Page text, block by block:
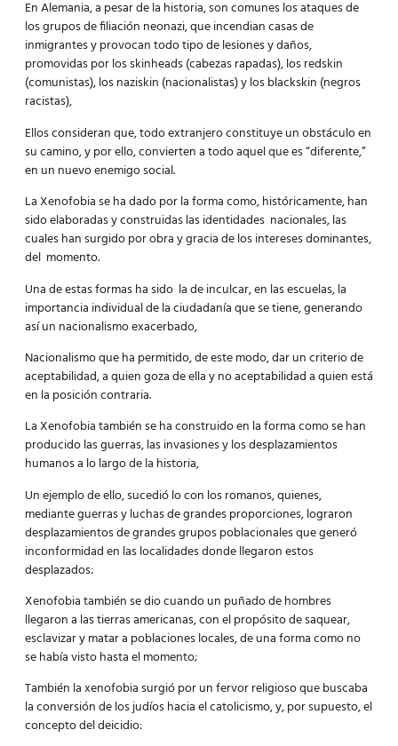
En Alemania, a pesar de la historia, son comunes los ataques de
los grupos de filiación neonazi, que incendian casas de
inmigrantes y provocan todo tipo de lesiones y daños,
promovidas por los skinheads (cabezas rapadas), los redskin
(comunistas), los naziskin (nacionalistas) y los blackskin (negros
racistas),
Ellos consideran que, todo extranjero constituye un obstáculo en
su camino, y por ello, convierten a todo aquel que es “diferente,”
en un nuevo enemigo social.
La Xenofobia se ha dado por la forma como, históricamente, han
sido elaboradas y construidas las identidades nacionales, las
cuales han surgido por obra y gracia de los intereses dominantes,
del momento.
Una de estas formas ha sido la de inculcar, en las escuelas, la
importancia individual de la ciudadanía que se tiene, generando
así un nacionalismo exacerbado,
Nacionalismo que ha permitido, de este modo, dar un criterio de
aceptabilidad, a quien goza de ella y no aceptabilidad a quien está
en la posición contraria.
LaXenofobiatambién se ha construido en la forma como se han
producido las guerras, las invasiones y los desplazamientos
humanos a lo largo de la historia,
Un ejemplo de ello, sucedió lo con los romanos, quienes,
mediante guerras y luchas de grandes proporciones, lograron
desplazamientos de grandes grupos poblacionales que generó
inconformidad en las localidades donde llegaron estos
desplazados:
Xenofobia también se dio cuando un puñado de hombres
llegaron a las tierras americanas, con el propósito de saquear,
esclavizar y matar a poblaciones locales, de una forma como no
se había visto hasta el momento;
También la xenofobia surgió por un fervor religioso que buscaba
la conversión de los judíos hacia el catolicismo, y, por supuesto, el
concepto del deicidio: